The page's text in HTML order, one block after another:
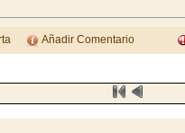
Añadir Comentario